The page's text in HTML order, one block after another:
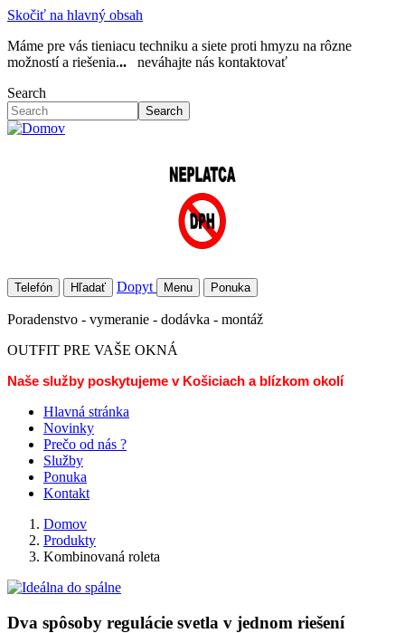
Skočiť na hlavný obsah
Máme pre vás tieniacu techniku a siete proti hmyzu na rôzne
možností a riešenia...
neváhajte nás kontaktovať
Search
Search
Telefón Hľadať Dopyt Menu Ponuka
Poradenstvo - vymeranie - dodávka - montáž
OUTFIT PRE VAŠE OKNÁ
Naše služby poskytujeme v Košiciach a blízkom okolí
Hlavná stránka
Novinky
Prečo od nás ?
Služby
Ponuka
Kontakt
Domov
Produkty
Kombinovaná roleta
Dva spôsoby regulácie svetla v jednom riešení